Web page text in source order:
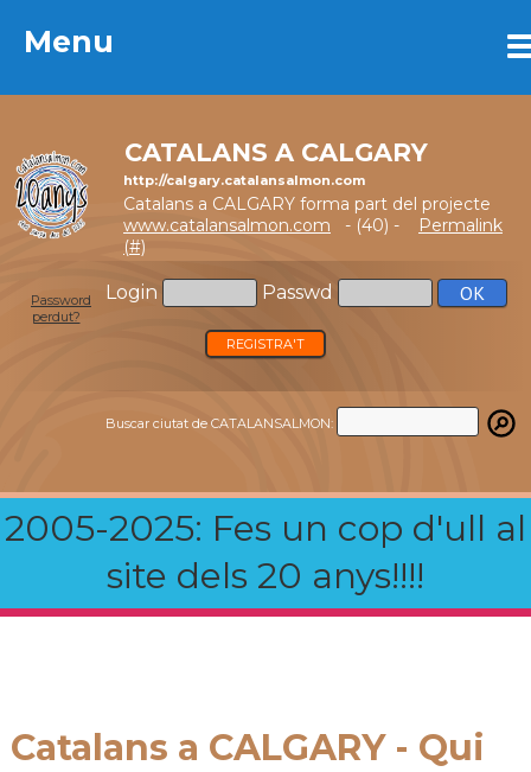
Menu
CATALANS A CALGARY
http://calgary.catalansalmon.com
Catalans a CALGARY forma part del projecte
www.catalansalmon.com - (40) -
Permalink
(#)
Login Passwd
Password
perdut?
REGISTRA'T
Buscar ciutat de CATALANSALMON:
2005-2025: Fes un cop d'ull al
site dels 20 anys!!!!
Menu
Catalans a CALGARY - Qui